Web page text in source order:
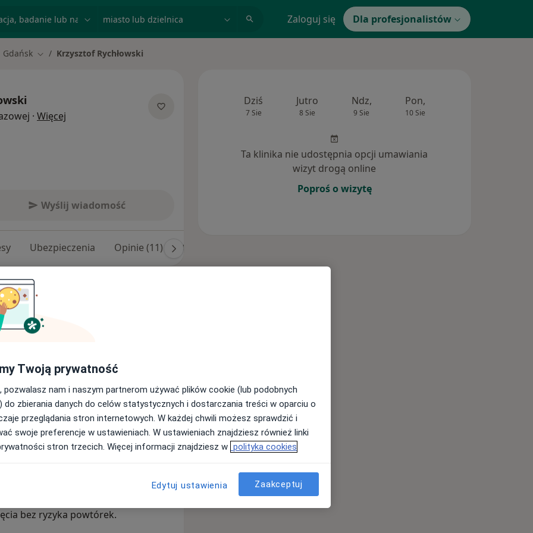
Zaloguj się Dla profesjonalistów
Gdańsk Zmień miasto
Krzysztof Rychłowski
· Więcej
Wyślij wiadomość
Ubezpieczenia Opinie (11) Odpowiedzi na pytania (2)
Elektroradiologii, tytuł uzyskał
również magistrem zarządzania
z doskonałą znajomością
w elektroradiologii. Przez pięć
i radiologicznych w
stomatologami. Przez dwa lata
Uniwersyteckiego Centrum
badań o wysokim stopniu precyzji.
ze szpitalem dziecięcym na
podejście do najmłodszych
perfekcyjnej znajomości
radiologicznych. Każde
o precyzję diagnostyczną i
- doskonałe podeście do dzieci
bez ryzyka powtórek.
Dziś
7 Sie
Jutro
8 Sie
Ndz,
9 Sie
Pon,
10 Sie
Ta klinika nie udostępnia opcji umawiania
wizyt drogą online
Poproś o wizytę
Twoją prywatność
pozwalasz nam i naszym partnerom używać plików cookie (lub podobnych
do zbierania danych do celów statystycznych i dostarczania treści w oparciu o
przeglądania stron internetowych. W każdej chwili możesz sprawdzić i
swoje preferencje w ustawieniach. W ustawieniach znajdziesz również linki
stron trzecich. Więcej informacji znajdziesz w polityka cookies
Edytuj ustawienia Zaakceptuj